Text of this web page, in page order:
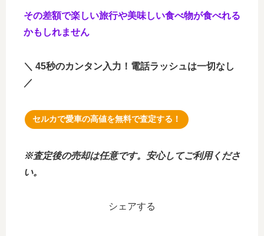
その差額で楽しい旅行や美味しい食べ物が食べれる
かもしれません
＼ 45秒のカンタン入力！電話ラッシュは一切なし
／
セルカで愛車の高値を無料で査定する！
※査定後の売却は任意です。安心してご利用くださ
い。
シェアする